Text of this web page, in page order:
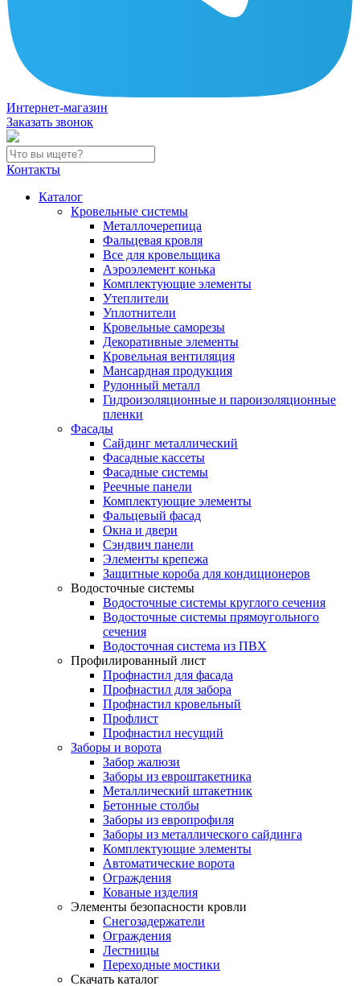
Интернет-магазин
Заказать звонок
Контакты
Каталог
Кровельные системы
Металлочерепица
Фальцевая кровля
Все для кровельщика
Аэроэлемент конька
Комплектующие элементы
Утеплители
Уплотнители
Кровельные саморезы
Декоративные элементы
Кровельная вентиляция
Мансардная продукция
Рулонный металл
Гидроизоляционные и пароизоляционные
пленки
Фасады
Сайдинг металлический
Фасадные кассеты
Фасадные системы
Реечные панели
Комплектующие элементы
Фальцевый фасад
Окна и двери
Сэндвич панели
Элементы крепежа
Защитные короба для кондиционеров
Водосточные системы
Водосточные системы круглого сечения
Водосточные системы прямоугольного
сечения
Водосточная система из ПВХ
Профилированный лист
Профнастил для фасада
Профнастил для забора
Профнастил кровельный
Профлист
Профнастил несущий
Заборы и ворота
Забор жалюзи
Заборы из евроштакетника
Металлический штакетник
Бетонные столбы
Заборы из европрофиля
Заборы из металлического сайдинга
Комплектующие элементы
Автоматические ворота
Ограждения
Кованые изделия
Элементы безопасности кровли
Снегозадержатели
Ограждения
Лестницы
Переходные мостики
Скачать каталог